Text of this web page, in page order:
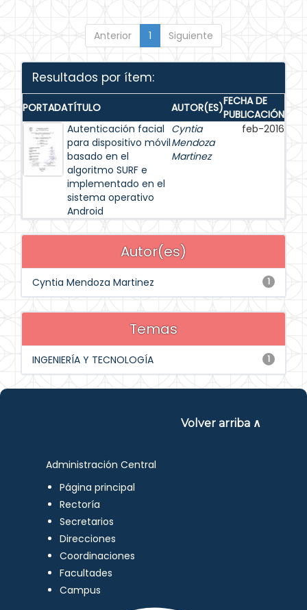
Anterior 1 Siguiente
Resultados por ítem:
PORTADATÍTULO AUTOR(ES)FECHA DE
PUBLICACIÓN
Autenticación facial
para dispositivo móvil
basado en el
algoritmo SURF e
implementado en el
sistema operativo
Android
Cyntia
Mendoza
Martinez
feb-2016
Autor(es)
1
Cyntia Mendoza Martinez
Temas
1
INGENIERÍA Y TECNOLOGÍA
Volver arriba ∧
Administración Central
Página principal
Rectoría
Secretarios
Direcciones
Coordinaciones
Facultades
Campus